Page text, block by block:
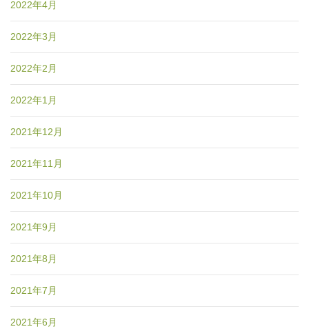
2022年4月
2022年3月
2022年2月
2022年1月
2021年12月
2021年11月
2021年10月
2021年9月
2021年8月
2021年7月
2021年6月